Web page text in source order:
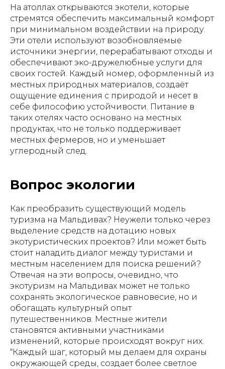
На атоллах открываются экотели, которые
стремятся обеспечить максимальный комфорт
при минимальном воздействии на природу.
Эти отели используют возобновляемые
источники энергии, перерабатывают отходы и
обеспечивают эко-дружелюбные услуги для
своих гостей. Каждый номер, оформленный из
местных природных материалов, создаёт
ощущение единения с природой и несет в
себе философию устойчивости. Питание в
таких отелях часто основано на местных
продуктах, что не только поддерживает
местных фермеров, но и уменьшает
углеродный след.
Вопрос экологии
Как преобразить существующий модель
туризма на Мальдивах? Неужели только через
выделение средств на дотацию новых
экотуристических проектов? Или может быть
стоит наладить диалог между туристами и
местным населением для поиска решений?
Отвечая на эти вопросы, очевидно, что
экотуризм на Мальдивах может не только
сохранять экологическое равновесие, но и
обогащать культурный опыт
путешественников. Местные жители
становятся активными участниками
изменений, которые происходят вокруг них.
“Каждый шаг, который мы делаем для охраны
окружающей среды, создает более светлое